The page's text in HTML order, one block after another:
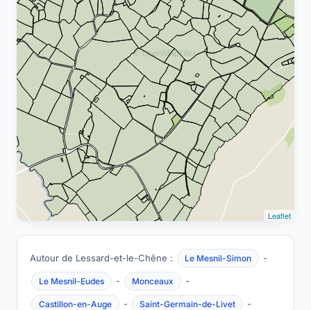
Leaflet
Autour de Lessard-et-le-Chêne : Le Mesnil-Simon -
Le Mesnil-Eudes - Monceaux -
Castillon-en-Auge - Saint-Germain-de-Livet -